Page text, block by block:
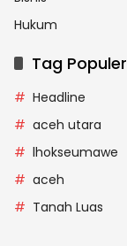
Hukum
Tag Populer
Headline
aceh utara
lhokseumawe
aceh
Tanah Luas